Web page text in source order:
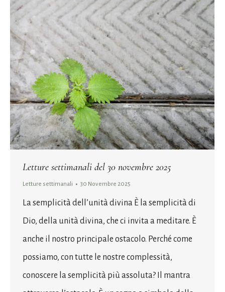
Letture settimanali del 30 novembre 2025
Letture settimanali 30 Novembre 2025
La semplicità dell’unità divina È la semplicità di
Dio, della unità divina, che ci invita a meditare. È
anche il nostro principale ostacolo. Perché come
possiamo, con tutte le nostre complessità,
conoscere la semplicità più assoluta? Il mantra